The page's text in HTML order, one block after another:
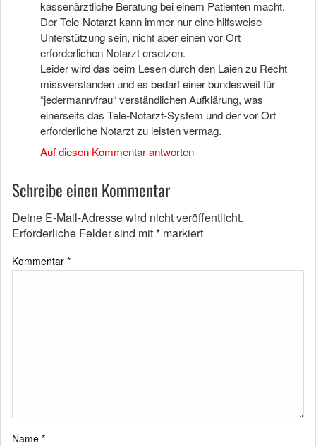
kassenärztliche Beratung bei einem Patienten macht.
Der Tele-Notarzt kann immer nur eine hilfsweise
Unterstützung sein, nicht aber einen vor Ort
erforderlichen Notarzt ersetzen.
Leider wird das beim Lesen durch den Laien zu Recht
missverstanden und es bedarf einer bundesweit für
“jedermann/frau“ verständlichen Aufklärung, was
einerseits das Tele-Notarzt-System und der vor Ort
erforderliche Notarzt zu leisten vermag.
Auf diesen Kommentar antworten
Schreibe einen Kommentar
Deine E-Mail-Adresse wird nicht veröffentlicht.
Erforderliche Felder sind mit* markiert
Kommentar *
Name *